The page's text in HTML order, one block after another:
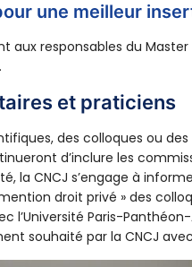
une meilleur
responsables du
et praticiens
des colloques ou
d’inclure les
la CNCJ s’engage à
droit privé » des
l’Université Paris-
souhaité par la CNCJ